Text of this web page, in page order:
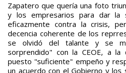
Zapatero que quería una foto
y los empresarios para dar la
eficazmente contra la crisis,
decencia coherente de los
se olvidó del talante y se
sorprendido" con la CEOE, a
puesto "suficiente" empeño y
un acuerdo con el Gobierno y los